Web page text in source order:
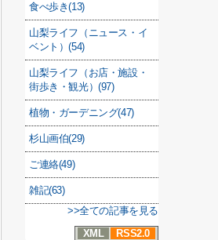
食べ歩き(13)
山梨ライフ（ニュース・イ
ベント）(54)
山梨ライフ（お店・施設・
街歩き・観光）(97)
植物・ガーデニング(47)
杉山画伯(29)
ご連絡(49)
雑記(63)
>>全ての記事を見る
XML
RSS2.0